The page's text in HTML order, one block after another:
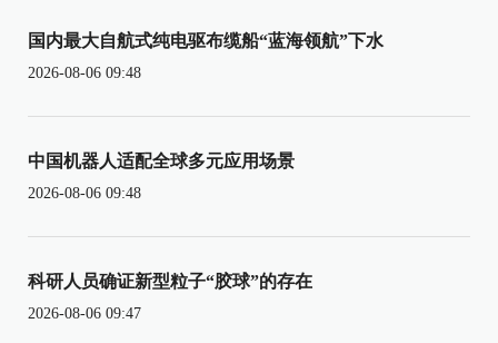
国内最大自航式纯电驱布缆船“蓝海领航”下水
2026-08-06 09:48
中国机器人适配全球多元应用场景
2026-08-06 09:48
科研人员确证新型粒子“胶球”的存在
2026-08-06 09:47